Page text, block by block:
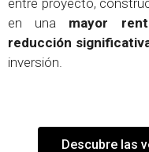
entre proyecto,
en una mayor
reducción
inversión.
Descubre las